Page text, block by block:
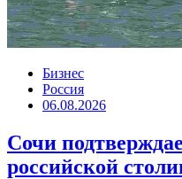
Бизнес
Россия
06.08.2026
Сочи
российской